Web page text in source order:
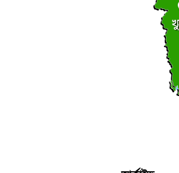
ভূঞাপুরে
কোষাগারে ফেরত
শুক্রবার ● ৭
খুলনায়